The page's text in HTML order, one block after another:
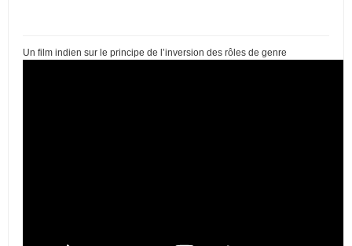
Un film indien sur le principe de l’inversion des rôles de genre